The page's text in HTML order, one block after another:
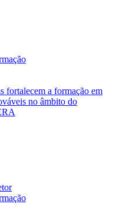
fortalecem a formação em
no âmbito do